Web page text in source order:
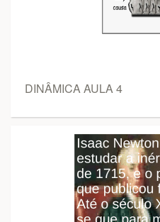
DINÂMICA AULA 4